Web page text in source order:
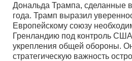
Дональда Трампа, сделанные
года. Трамп выразил
Европейскому союзу
Гренландию под контроль
укрепления общей обороны.
стратегическую важность